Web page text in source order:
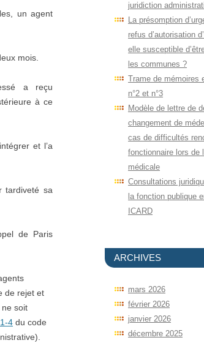
un agent
mois.
a reçu
à ce
et l’a
tardiveté sa
de Paris
de rejet et
soit
4 du code
juridiction
La présomption
refus d’autorisation
elle susceptible
les communes ?
Trame de mémoires
n°2 et n°3
Modèle de lettre de
changement de
cas de difficultés
fonctionnaire lors de
médicale
Consultations
la fonction publique
ICARD
ARCHIVES
mars 2026
février 2026
janvier 2026
décembre 2025